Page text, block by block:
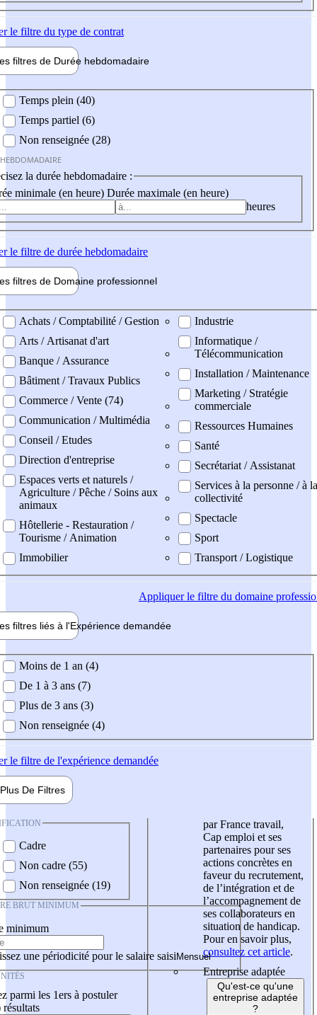
le filtre du type de contrat
filtres de Durée hebdomadaire
Temps plein (40)
Temps partiel (6)
Non renseignée (28)
la durée hebdomadaire :
minimale (en heure) Durée maximale (en heure)
heures
le filtre de durée hebdomadaire
filtres de Domaine professionnel
professionel
Achats / Comptabilité / Gestion
Arts / Artisanat d'art
Banque / Assurance
Bâtiment / Travaux Publics
Commerce / Vente (74)
Communication / Multimédia
Conseil / Etudes
Direction d'entreprise
Espaces verts et naturels /
Agriculture / Pêche / Soins aux
animaux
Hôtellerie - Restauration /
Tourisme / Animation
Immobilier
Industrie
Informatique /
Télécommunication
Installation / Maintenance
Marketing / Stratégie
commerciale
Ressources Humaines
Santé
Secrétariat / Assistanat
Services à la personne / à la
collectivité
Spectacle
Sport
Transport / Logistique
Appliquerle filtre du domaine
filtres liés à l'Expérience demandée
demandée
Moins de 1 an (4)
De 1 à 3 ans (7)
Plus de 3 ans (3)
Non renseignée (4)
le filtre de l'expérience demandée
Plus De Filtres
Cadre
Non cadre (55)
Non renseignée (19)
BRUT MINIMUM
minimum
une périodicité pour le salaire saisi
parmi les 1ers à postuler
résultats
par France travail,
Cap emploi et ses
partenaires pour ses
actions concrètes en
faveur du recrutement,
de l’intégration et de
l’accompagnement de
ses collaborateurs en
situation de handicap.
Pour en savoir plus,
consultez cet article.
Entreprise adaptée
Qu'est-ce qu'une
entreprise adaptée
?